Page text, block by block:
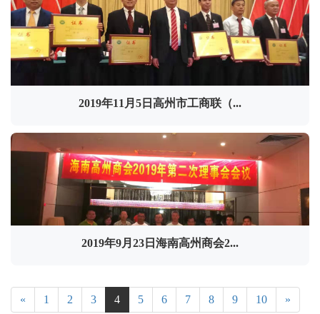
2019年11月5日高州市工商联（...
2019年9月23日海南高州商会2...
« 1 2 3 4 5 6 7 8 9 10 »